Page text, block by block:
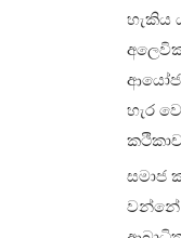
හැකිය
හැර
සමාජ
වන්නේ